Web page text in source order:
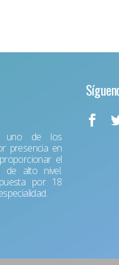
uno de los
presencia en
el
de alto nivel.
por 18